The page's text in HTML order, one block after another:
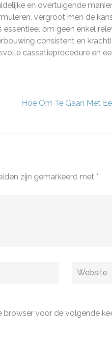
en overtuigende
vergroot men de
om geen enkel
consistent en
cassatieprocedure en
Hoe Om Te Gaan Met
zijn gemarkeerd met *
Website
voor de volgende